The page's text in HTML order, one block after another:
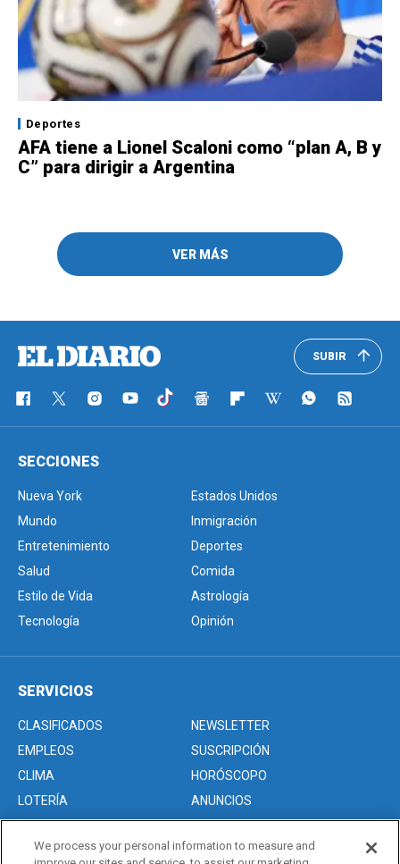
Deportes
AFA tiene a Lionel Scaloni como “plan A, B y
C” para dirigir a Argentina
VER MÁS
SUBIR
SECCIONES
Nueva York
Estados Unidos
Mundo
Inmigración
Entretenimiento
Deportes
Salud
Comida
Estilo de Vida
Astrología
Tecnología
Opinión
SERVICIOS
CLASIFICADOS
NEWSLETTER
EMPLEOS
SUSCRIPCIÓN
CLIMA
HORÓSCOPO
LOTERÍA
ANUNCIOS
We process your personal information to measure and